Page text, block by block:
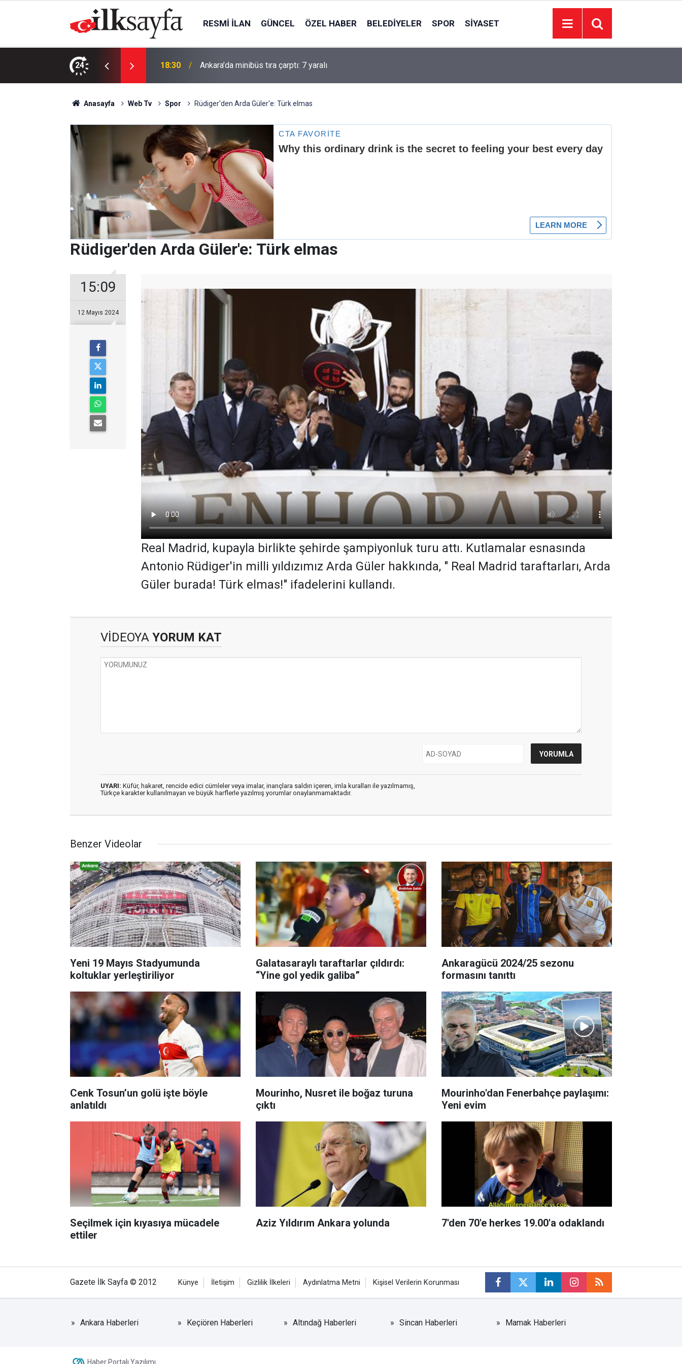
RESMI İLAN GÜNCEL ÖZEL HABER BELEDIYELER SPOR SIYASET
24 18:30 Ankara’da minibüs tıra çarptı: 7 yaralı
Anasayfa Web Tv Spor Rüdiger'den Arda Güler'e: Türk elmas
Rüdiger'den Arda Güler'e: Türk elmas
15:09
12 Mayıs 2024
Real Madrid, kupayla birlikte şehirde şampiyonluk turu attı. Kutlamalar esnasında
Antonio Rüdiger'in milli yıldızımız Arda Güler hakkında, " Real Madrid taraftarları, Arda
Güler burada! Türk elmas!" ifadelerini kullandı.
VİDEOYA YORUM KAT
UYARI: Küfür, hakaret, rencide edici cümleler veya imalar, inançlara saldırı içeren, imla kuralları ile yazılmamış,
Türkçe karakter kullanılmayan ve büyük harflerle yazılmış yorumlar onaylanmamaktadır.
Benzer Videolar
Yeni 19 Mayıs Stadyumunda
koltuklar yerleştiriliyor
Galatasaraylı taraftarlar çıldırdı:
“Yine gol yedik galiba”
Ankaragücü 2024/25 sezonu
formasını tanıttı
Cenk Tosun’un golü işte böyle
anlatıldı
Mourinho, Nusret ile boğaz turuna
çıktı
Mourinho'dan Fenerbahçe paylaşımı:
Yeni evim
Seçilmek için kıyasıya mücadele
ettiler
Aziz Yıldırım Ankara yolunda 7'den 70'e herkes 19.00'a odaklandı
Gazete İlk Sayfa © 2012 Künye İletişim Gizlilik İlkeleri Aydınlatma Metni Kişisel Verilerin Korunması
Ankara Haberleri Keçiören Haberleri Altındağ Haberleri Sincan Haberleri Mamak Haberleri
Haber Portalı Yazılımı